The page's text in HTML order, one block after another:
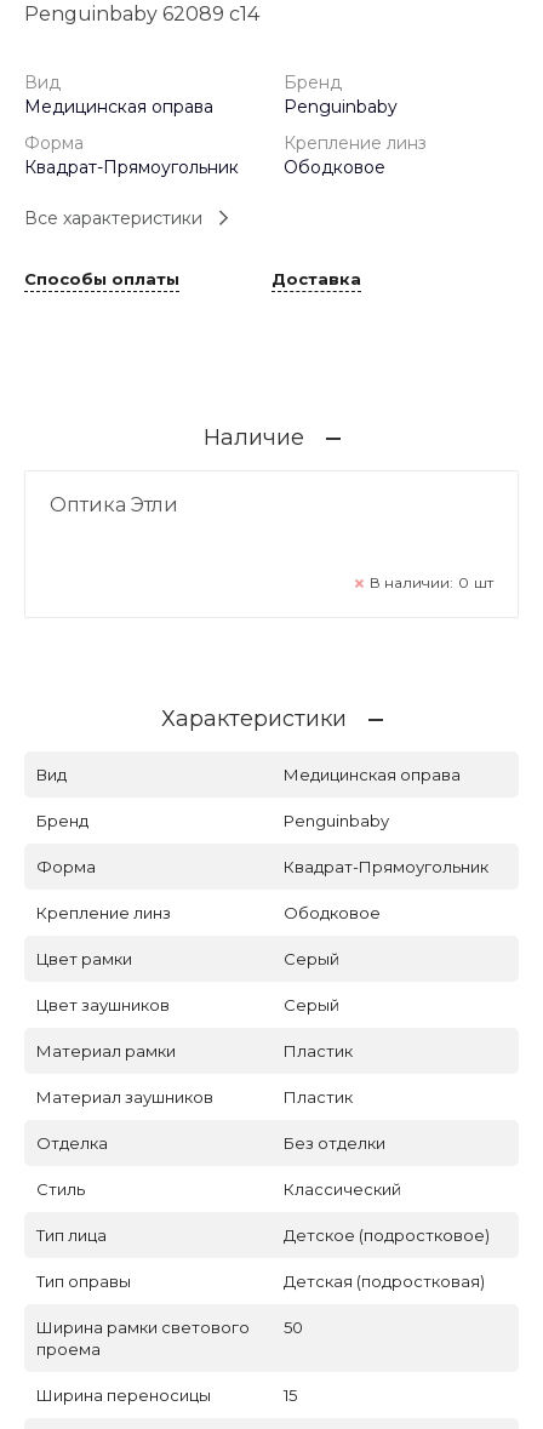
Penguinbaby 62089 с14
Вид
Медицинская оправа
Бренд
Penguinbaby
Форма
Квадрат-Прямоугольник
Крепление линз
Ободковое
Все характеристики
Способы оплаты Доставка
Наличие
Оптика Этли
В наличии: 0 шт
Характеристики
Вид Медицинская оправа
Бренд Penguinbaby
Форма Квадрат-Прямоугольник
Крепление линз Ободковое
Цвет рамки Серый
Цвет заушников Серый
Материал рамки Пластик
Материал заушников Пластик
Отделка Без отделки
Стиль Классический
Тип лица Детское (подростковое)
Тип оправы Детская (подростковая)
Ширина рамки светового
проема
50
Ширина переносицы 15